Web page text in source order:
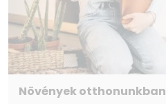
Növények otthonunkban